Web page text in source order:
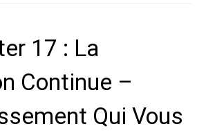
17 : La
Continue –
Qui Vous